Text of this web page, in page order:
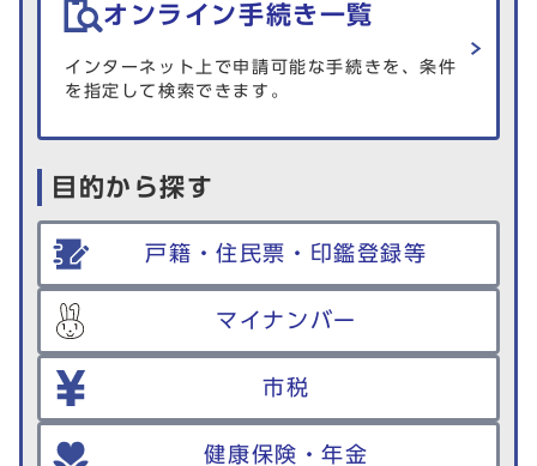
オンライン手続き一覧
インターネット上で申請可能な手続きを、条件
を指定して検索できます。
目的から探す
戸籍・住民票・印鑑登録等
マイナンバー
市税
健康保険・年金